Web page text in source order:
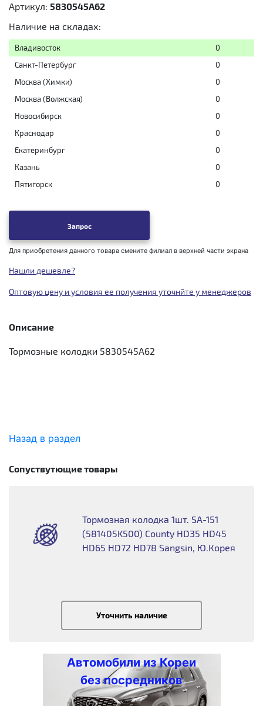
Артикул: 5830545A62
Наличие на складах:
Владивосток
0
Санкт-Петербург
0
Москва (Химки)
0
Москва (Волжская)
0
Новосибирск
0
Краснодар
0
Екатеринбург
0
Казань
0
Пятигорск
0
Запрос
Для приобретения данного товара смените филиал в верхней части экрана
Нашли дешевле?
Оптовую цену и условия ее получения уточнйте у менеджеров
Описание
Тормозные колодки 5830545A62
Назад в раздел
Сопуствутющие товары
Тормозная колодка 1шт. SA-151
(581405K500) County HD35 HD45
HD65 HD72 HD78 Sangsin, Ю.Корея
Уточнить наличие
Автомобили из Кореи
без посредников